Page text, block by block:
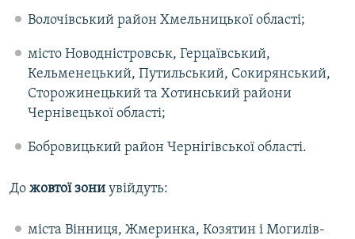
Волочівський район Хмельницької області;
місто Новодністровськ, Герцаївський,
Кельменецький, Путильський, Сокирянський,
Сторожинецький та Хотинський райони
Чернівецької області;
Бобровицький район Чернігівської області.
До жовтої зони увійдуть:
міста Вінниця, Жмеринка, Козятин і Могилів-